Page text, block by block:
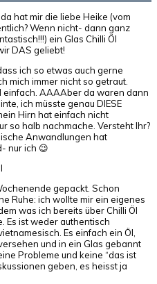
hat mir die liebe Heike (vom
Wenn nicht- dann ganz
ein Glas Chilli Öl
DAS geliebt!
ich so etwas auch gerne
mich immer nicht so getraut.
AAAAber da waren dann
ich müsste genau DIESE
Hirn hat einfach nicht
so halb nachmache. Versteht Ihr?
Anwandlungen hat
nur ich 😉
gepackt. Schon
Ruhe: ich wollte mir ein eigenes
was ich bereits über Chilli Öl
Es ist weder authentisch
Es einfach ein Öl,
und in ein Glas gebannt
Probleme und keine “das ist
geben, es heisst ja